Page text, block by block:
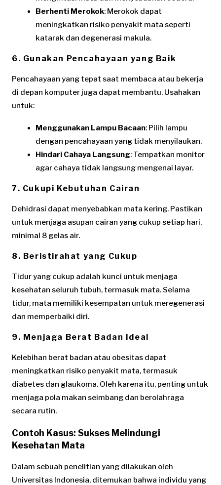
Berhenti Merokok: Merokok dapat
meningkatkan risiko penyakit mata seperti
katarak dan degenerasi makula.
6. Gunakan Pencahayaan yang Baik
Pencahayaan yang tepat saat membaca atau bekerja
di depan komputer juga dapat membantu. Usahakan
untuk:
Menggunakan Lampu Bacaan: Pilih lampu
dengan pencahayaan yang tidak menyilaukan.
Hindari Cahaya Langsung: Tempatkan monitor
agar cahaya tidak langsung mengenai layar.
7. Cukupi Kebutuhan Cairan
Dehidrasi dapat menyebabkan mata kering. Pastikan
untuk menjaga asupan cairan yang cukup setiap hari,
minimal 8 gelas air.
8. Beristirahat yang Cukup
Tidur yang cukup adalah kunci untuk menjaga
kesehatan seluruh tubuh, termasuk mata. Selama
tidur, mata memiliki kesempatan untuk meregenerasi
dan memperbaiki diri.
9. Menjaga Berat Badan Ideal
Kelebihan berat badan atau obesitas dapat
meningkatkan risiko penyakit mata, termasuk
diabetes dan glaukoma. Oleh karena itu, penting untuk
menjaga pola makan seimbang dan berolahraga
secara rutin.
Contoh Kasus: Sukses Melindungi
Kesehatan Mata
Dalam sebuah penelitian yang dilakukan oleh
Universitas Indonesia, ditemukan bahwa individu yang